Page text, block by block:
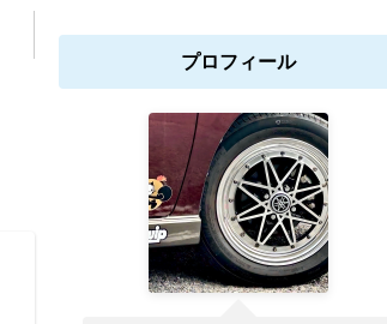
プロフィール